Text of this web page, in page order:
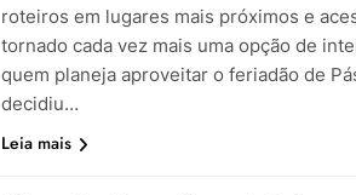
roteiros em lugares mais próximos e
tornado cada vez mais uma opção de
quem planeja aproveitar o feriadão de
decidiu…
Leia mais